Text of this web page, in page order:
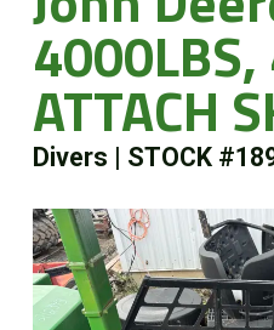
ATTACH
Divers STOCK
Pièces et services
Agriculture de
Boutique
Portail client